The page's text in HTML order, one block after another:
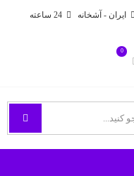
ایران - آشخانه
0
مندی